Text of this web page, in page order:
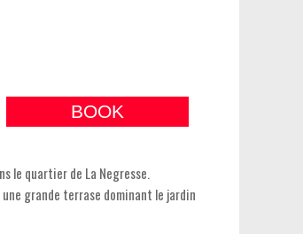
BOOK
le quartier de La Negresse.
grande terrase dominant le jardin